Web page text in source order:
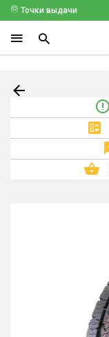
Точки выдачи